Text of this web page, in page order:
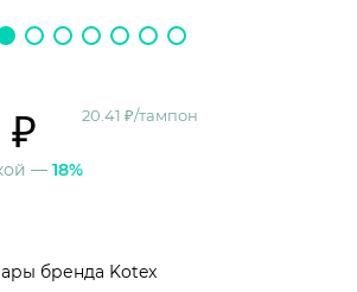
20.41 ₽/тампон
— 18%
бренда Kotex